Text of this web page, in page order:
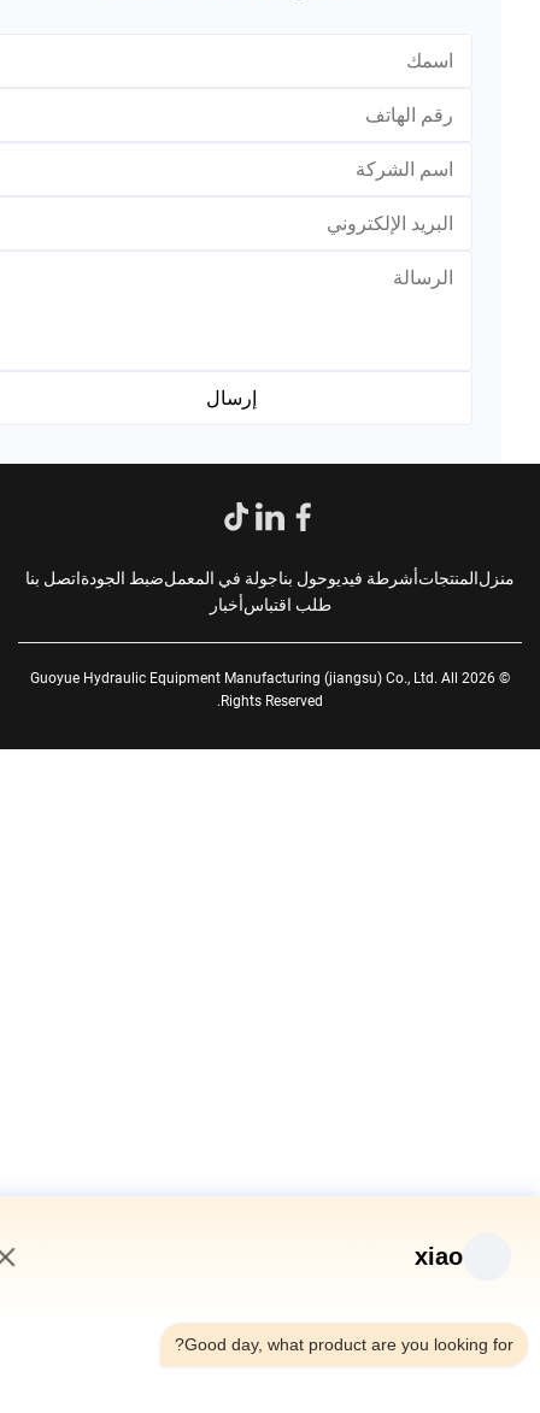
المنتجاتأشرطة فيديو حول بناجولة في المعملضبط الجودةاتصل بنا
طلب اقتباسأخبار
© 2026 Guoyue Hydraulic Equipment Manufacturing (jiangsu) Co., Ltd. All
Rights Reserved.
xiao
Good day, what product are you looking